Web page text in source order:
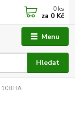
Menu
Hledat
0 ks
za 0 Kč
108 HA